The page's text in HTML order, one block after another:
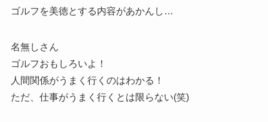
ゴルフを美徳とする内容があかんし…
名無しさん
ゴルフおもしろいよ！
人間関係がうまく行くのはわかる！
ただ、仕事がうまく行くとは限らない(笑)